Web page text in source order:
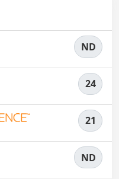
ND
24
21
ND